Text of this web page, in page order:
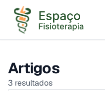
Artigos
3 resultados